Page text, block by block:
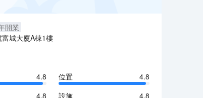
開業
城大廈A棟1樓
4.8 位置
4.8
4.8 設施 4.8